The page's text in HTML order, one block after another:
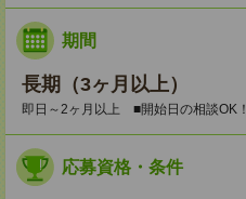
期間
長期（3ヶ月以上）
即日～2ヶ月以上 ■開始日の相談OK！
応募資格・条件